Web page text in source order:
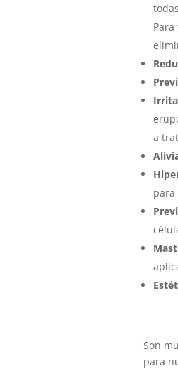
a
Son
para